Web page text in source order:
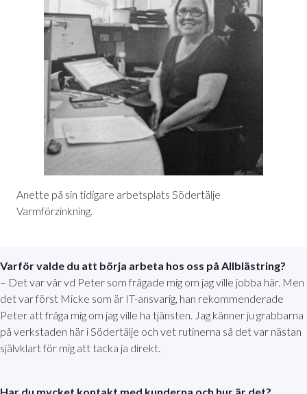
Anette på sin tidigare arbetsplats Södertälje
Varmförzinkning.
Varför valde du att börja arbeta hos oss på Allblästring?
– Det var vår vd Peter som frågade mig om jag ville jobba här. Men
det var först Micke som är IT-ansvarig, han rekommenderade
Peter att fråga mig om jag ville ha tjänsten. Jag känner ju grabbarna
på verkstaden här i Södertälje och vet rutinerna så det var nästan
självklart för mig att tacka ja direkt.
Har du mycket kontakt med kunderna och hur är det?